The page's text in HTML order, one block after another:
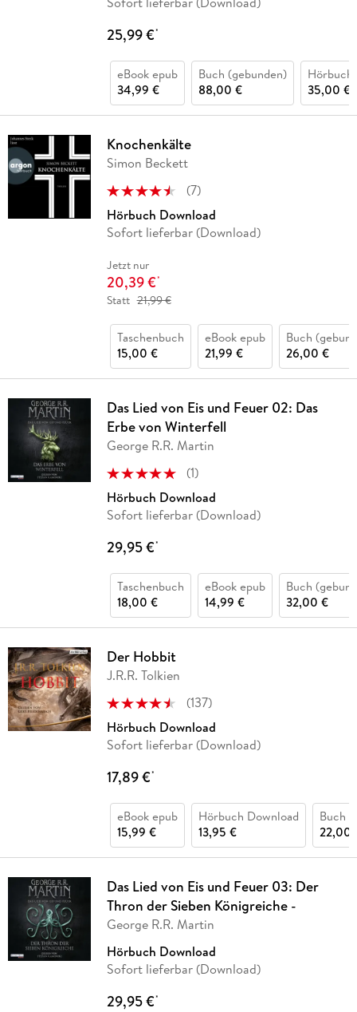
25,99 €*
eBook epub
34,99 €
Buch (gebunden)
88,00 €
Hörbuch
35,00 €
Knochenkälte
Simon Beckett
(7)
Hörbuch Download
Sofort lieferbar (Download)
Jetzt nur
20,39 €*
Statt 21,99 €
Taschenbuch
15,00 €
eBook epub
21,99 €
Buch
26,00 €
Das Lied von Eis und Feuer 02: Das
Erbe von Winterfell
George R.R. Martin
(1)
Hörbuch Download
Sofort lieferbar (Download)
29,95 €*
Taschenbuch
18,00 €
eBook epub
14,99 €
Buch
32,00 €
Der Hobbit
J.R.R. Tolkien
(137)
Hörbuch Download
Sofort lieferbar (Download)
17,89 €*
eBook epub
15,99 €
Hörbuch Download
13,95 €
Buch
22,00
Das Lied von Eis und Feuer 03: Der
Thron der Sieben Königreiche -
George R.R. Martin
Hörbuch Download
Sofort lieferbar (Download)
29,95 €*